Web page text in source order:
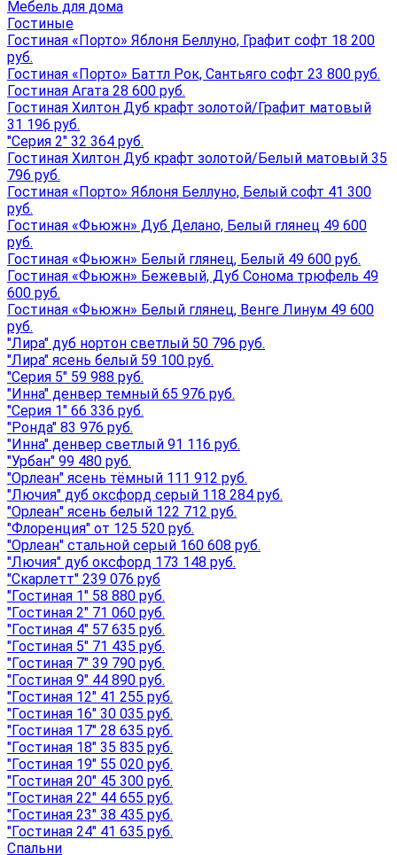
Мебель для дома
Гостиные
Гостиная «Порто» Яблоня Беллуно, Графит софт 18 200
руб.
Гостиная «Порто» Баттл Рок, Сантьяго софт 23 800 руб.
Гостиная Агата 28 600 руб.
Гостиная Хилтон Дуб крафт золотой/Графит матовый
31 196 руб.
"Серия 2" 32 364 руб.
Гостиная Хилтон Дуб крафт золотой/Белый матовый 35
796 руб.
Гостиная «Порто» Яблоня Беллуно, Белый софт 41 300
руб.
Гостиная «Фьюжн» Дуб Делано, Белый глянец 49 600
руб.
Гостиная «Фьюжн» Белый глянец, Белый 49 600 руб.
Гостиная «Фьюжн» Бежевый, Дуб Сонома трюфель 49
600 руб.
Гостиная «Фьюжн» Белый глянец, Венге Линум 49 600
руб.
"Лира" дуб нортон светлый 50 796 руб.
"Лира" ясень белый 59 100 руб.
"Серия 5" 59 988 руб.
"Инна" денвер темный 65 976 руб.
"Серия 1" 66 336 руб.
"Ронда" 83 976 руб.
"Инна" денвер светлый 91 116 руб.
"Урбан" 99 480 руб.
"Орлеан" ясень тёмный 111 912 руб.
"Лючия" дуб оксфорд серый 118 284 руб.
"Орлеан" ясень белый 122 712 руб.
"Флоренция" от 125 520 руб.
"Орлеан" стальной серый 160 608 руб.
"Лючия" дуб оксфорд 173 148 руб.
"Скарлетт" 239 076 руб
"Гостиная 1" 58 880 руб.
"Гостиная 2" 71 060 руб.
"Гостиная 4" 57 635 руб.
"Гостиная 5" 71 435 руб.
"Гостиная 7" 39 790 руб.
"Гостиная 9" 44 890 руб.
"Гостиная 12" 41 255 руб.
"Гостиная 16" 30 035 руб.
"Гостиная 17" 28 635 руб.
"Гостиная 18" 35 835 руб.
"Гостиная 19" 55 020 руб.
"Гостиная 20" 45 300 руб.
"Гостиная 22" 44 655 руб.
"Гостиная 23" 38 435 руб.
"Гостиная 24" 41 635 руб.
Спальни